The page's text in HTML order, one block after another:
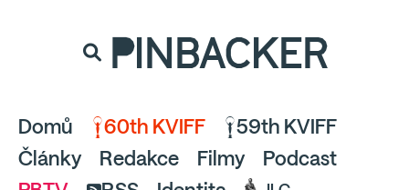
a pusťte se do čtení.
PINBACKER
Domů 60th KVIFF
59th KVIFF
Články
Redakce Filmy
Podcast